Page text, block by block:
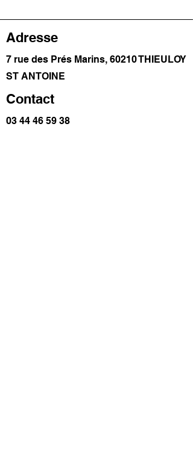
Adresse
7 rue des Prés Marins, 60210 THIEULOY
ST ANTOINE
Contact
03 44 46 59 38